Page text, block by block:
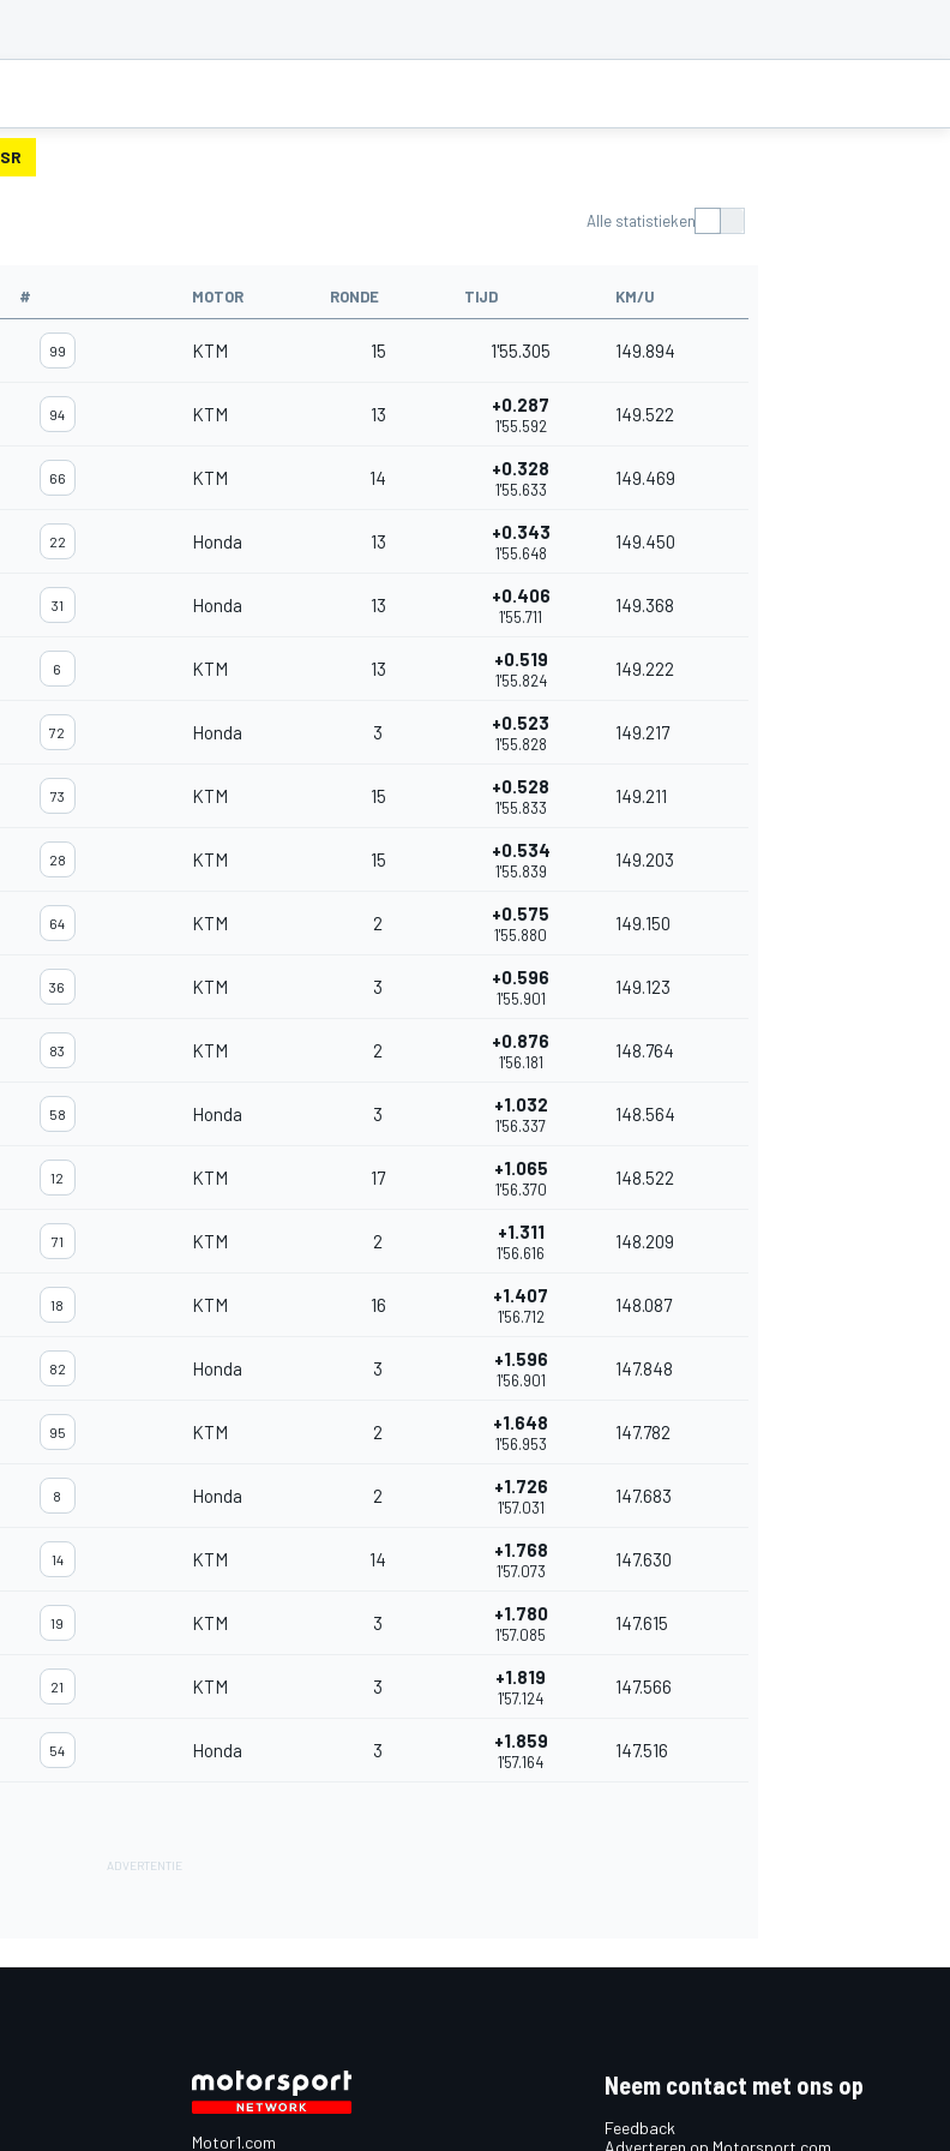
SR
Alle statistieken
# MOTOR RONDE TIJD KM/U
99 KTM 15 1'55.305 149.894
94 KTM 13 +0.287
1'55.592
149.522
66 KTM 14 +0.328
1'55.633
149.469
22 Honda 13 +0.343
1'55.648
149.450
31 Honda 13 +0.406
1'55.711
149.368
6 KTM 13 +0.519
1'55.824
149.222
72 Honda 3 +0.523
1'55.828
149.217
73 KTM 15 +0.528
1'55.833
149.211
28 KTM 15 +0.534
1'55.839
149.203
64 KTM 2 +0.575
1'55.880
149.150
36 KTM 3 +0.596
1'55.901
149.123
83 KTM 2 +0.876
1'56.181
148.764
58 Honda 3 +1.032
1'56.337
148.564
12 KTM 17 +1.065
1'56.370
148.522
71 KTM 2 +1.311
1'56.616
148.209
18 KTM 16 +1.407
1'56.712
148.087
82 Honda 3 +1.596
1'56.901
147.848
95 KTM 2 +1.648
1'56.953
147.782
8 Honda 2 +1.726
1'57.031
147.683
14 KTM 14 +1.768
1'57.073
147.630
19 KTM 3 +1.780
1'57.085
147.615
21 KTM 3 +1.819
1'57.124
147.566
54 Honda 3 +1.859
1'57.164
147.516
Motor1.com
Neem contact met ons op
Feedback
Adverteren op Motorsport.com